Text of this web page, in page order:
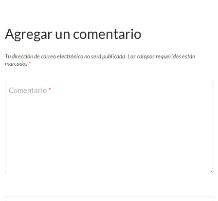
Agregar un comentario
Tu dirección de correo electrónico no será publicada. Los campos requeridos están
marcados *
Comentario *